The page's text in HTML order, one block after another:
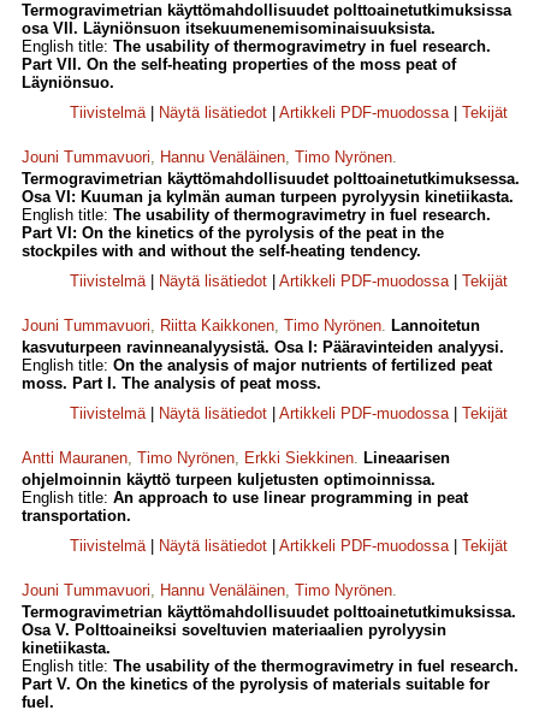
Termogravimetrian käyttömahdollisuudet polttoainetutkimuksissa
osa VII. Läyniönsuon itsekuumenemisominaisuuksista.
English title: The usability of thermogravimetry in fuel research.
Part VII. On the self-heating properties of the moss peat of
Läyniönsuo.
Tiivistelmä| Näytä lisätiedot Artikkeli PDF-muodossa| Tekijät
Jouni Tummavuori, Hannu Venäläinen, Timo Nyrönen.
Termogravimetrian käyttömahdollisuudet polttoainetutkimuksessa.
Osa VI: Kuuman ja kylmän auman turpeen pyrolyysin kinetiikasta.
English title: The usability of thermogravimetry in fuel research.
Part VI: On the kinetics of the pyrolysis of the peat in the
stockpiles with and without the self-heating tendency.
Tiivistelmä| Näytä lisätiedot Artikkeli PDF-muodossa| Tekijät
Jouni Tummavuori, Riitta Kaikkonen, Timo Nyrönen. Lannoitetun
kasvuturpeen ravinneanalyysistä. Osa I: Pääravinteiden analyysi.
English title: On the analysis of major nutrients of fertilized peat
moss. Part I. The analysis of peat moss.
Tiivistelmä| Näytä lisätiedot Artikkeli PDF-muodossa| Tekijät
Antti Mauranen, Timo Nyrönen, Erkki Siekkinen. Lineaarisen
ohjelmoinnin käyttö turpeen kuljetusten optimoinnissa.
English title: An approach to use linear programming in peat
transportation.
Tiivistelmä| Näytä lisätiedot Artikkeli PDF-muodossa| Tekijät
Jouni Tummavuori, Hannu Venäläinen, Timo Nyrönen.
Termogravimetrian käyttömahdollisuudet polttoainetutkimuksissa.
Osa V. Polttoaineiksi soveltuvien materiaalien pyrolyysin
kinetiikasta.
English title: The usability of the thermogravimetry in fuel research.
Part V. On the kinetics of the pyrolysis of materials suitable for
fuel.